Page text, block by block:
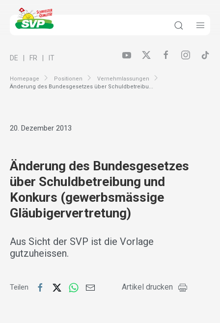
Homepage Positionen
Vernehmlassungen
Änderung des Bundesgesetzes über Schuldbetreibu...
DE FR IT
20. Dezember 2013
Änderung des Bundesgesetzes
über Schuldbetreibung und
Konkurs (gewerbsmässige
Gläubigervertretung)
Aus Sicht der SVP ist die Vorlage
gutzuheissen.
Teilen Artikel drucken